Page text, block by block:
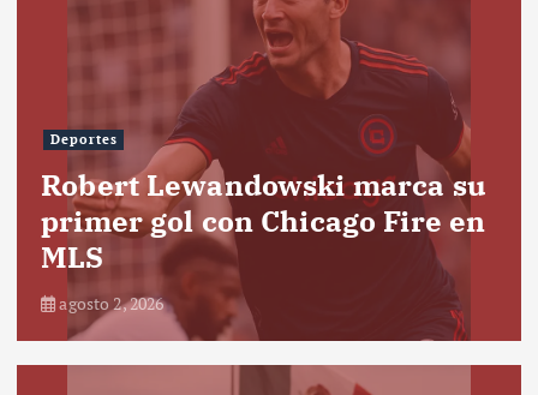
Deportes
Robert Lewandowski marca su
primer gol con Chicago Fire en
MLS
agosto 2, 2026